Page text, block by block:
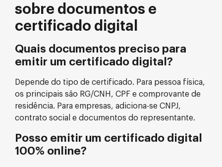
sobre documentos e
certificado digital
Quais documentos preciso para
emitir um certificado digital?
Depende do tipo de certificado. Para pessoa física,
os principais são RG/CNH, CPF e comprovante de
residência. Para empresas, adiciona-se CNPJ,
contrato social e documentos do representante.
Posso emitir um certificado digital
100% online?